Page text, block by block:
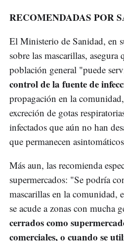
RECOMENDADAS POR
El Ministerio de Sanidad, en
sobre las mascarillas, asegura
población general "puede
control de la fuente de
propagación en la
excreción de gotas
infectados que aún no han
que permanecen
Más aun, las recomienda
supermercados: "Se podría
mascarillas en la comunidad,
se acude a zonas con mucha
cerrados como
comerciales, o cuando se